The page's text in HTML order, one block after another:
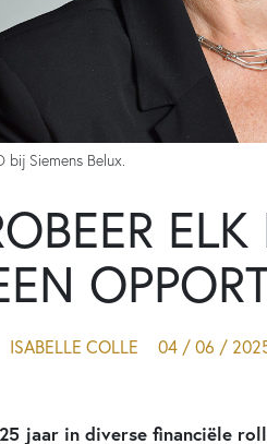
bij Siemens Belux.
ISABELLE COLLE 04 / 06 /
jaar in diverse financiële